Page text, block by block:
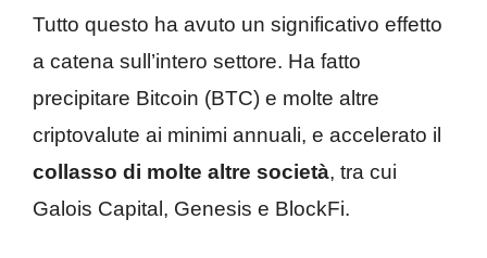
Tutto questo ha avuto un significativo effetto
a catena sull’intero settore. Ha fatto
precipitare Bitcoin (BTC) e molte altre
criptovalute ai minimi annuali, e accelerato il
collasso di molte altre società, tra cui
Galois Capital, Genesis e BlockFi.